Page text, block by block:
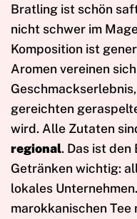
Bratling ist schön
nicht schwer im
Komposition ist
Aromen vereinen
gereichten
wird. Alle Zutaten
regional. Das ist
Getränken wichtig:
lokales
marokkanischen